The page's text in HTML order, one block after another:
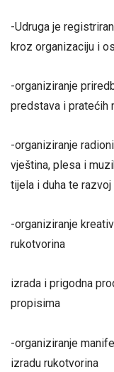
-Udruga je
kroz organizaciju i
-organiziranje
predstava i pratećih
-organiziranje
vještina, plesa i
tijela i duha te
-organiziranje
rukotvorina
izrada i prigodna
propisima
-organiziranje
izradu rukotvorina